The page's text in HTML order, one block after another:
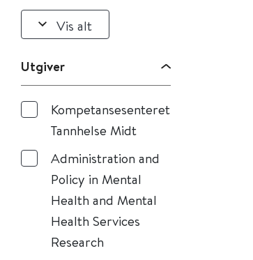
Vis alt
Utgiver
Kompetansesenteret
Tannhelse Midt
Administration and
Policy in Mental
Health and Mental
Health Services
Research